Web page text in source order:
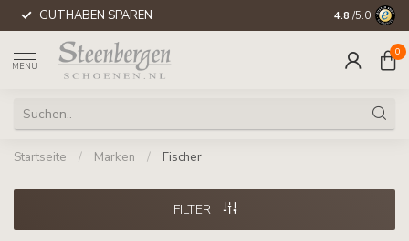
GUTHABEN SPAREN WELTWEITE
4.8 /5.0
MENU
0
Startseite / Marken / Fischer
FILTER